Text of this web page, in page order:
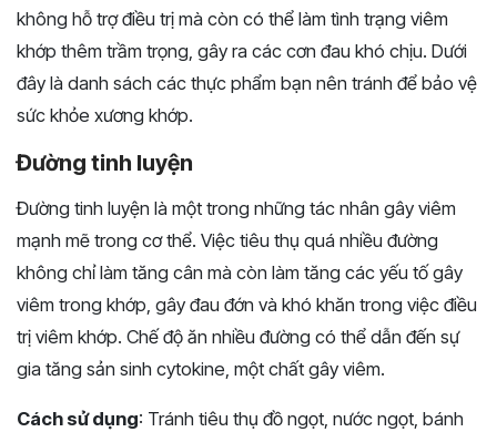
không hỗ trợ điều trị mà còn có thể làm tình trạng viêm
khớp thêm trầm trọng, gây ra các cơn đau khó chịu. Dưới
đây là danh sách các thực phẩm bạn nên tránh để bảo vệ
sức khỏe xương khớp.
Đường tinh luyện
Đường tinh luyện là một trong những tác nhân gây viêm
mạnh mẽ trong cơ thể. Việc tiêu thụ quá nhiều đường
không chỉ làm tăng cân mà còn làm tăng các yếu tố gây
viêm trong khớp, gây đau đớn và khó khăn trong việc điều
trị viêm khớp. Chế độ ăn nhiều đường có thể dẫn đến sự
gia tăng sản sinh cytokine, một chất gây viêm.
Cách sử dụng: Tránh tiêu thụ đồ ngọt, nước ngọt, bánh